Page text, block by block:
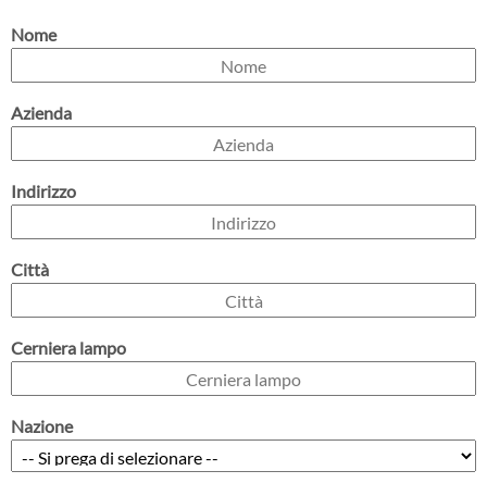
Nome
Azienda
Indirizzo
Città
Cerniera lampo
Nazione